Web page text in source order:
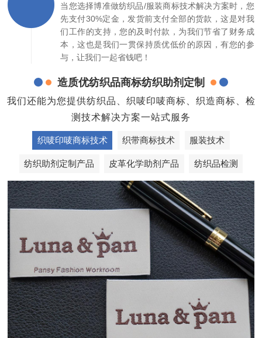
当您选择博准做纺织品/服装商标技术解决方案时，您
先支付30%定金，发货前支付全部的货款，这是对我
们工作的支持，您的及时付款，为我们节省了财务成
本，这也是我们一贯保持质优低价的原因，有您的参
与，让我们一起省钱吧！
造质优纺织品商标纺织助剂定制
我们还能为您提供纺织品、织唛印唛商标、织造商标、检
测技术解决方案一站式服务
织唛印唛商标技术 织带商标技术 服装技术
纺织助剂定制产品 皮革化学助剂产品 纺织品检测